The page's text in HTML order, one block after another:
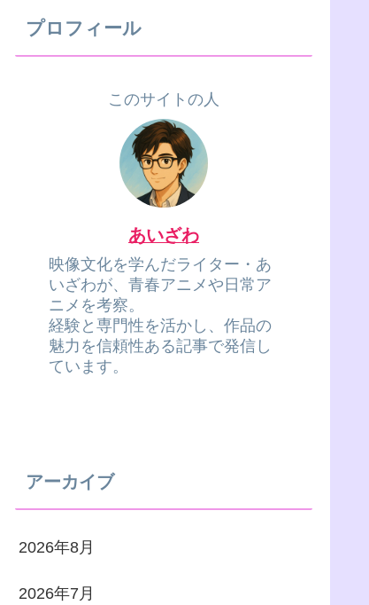
プロフィール
このサイトの人
あいざわ
映像文化を学んだライター・あ
いざわが、青春アニメや日常ア
ニメを考察。
経験と専門性を活かし、作品の
魅力を信頼性ある記事で発信し
ています。
アーカイブ
2026年8月
2026年7月